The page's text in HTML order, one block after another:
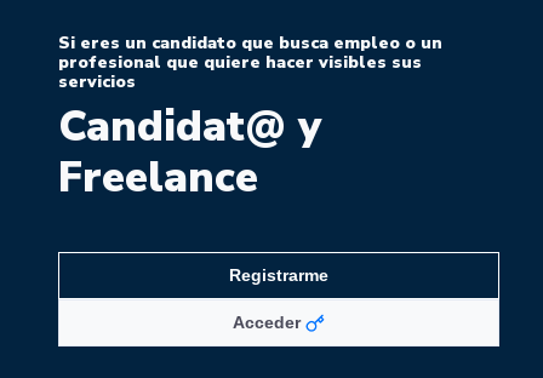
Si eres un candidato que busca empleo o un
profesional que quiere hacer visibles sus
servicios
Candidat@ y
Freelance
Registrarme
Acceder